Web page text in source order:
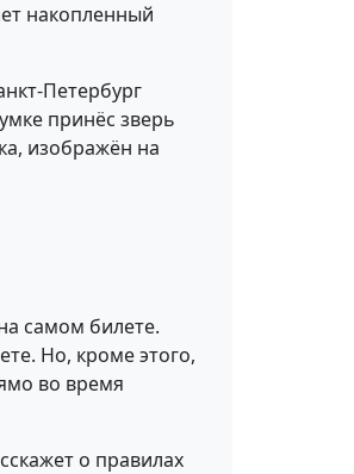
накопленный
Петербург
принёс зверь
изображён на
самом билете.
Но, кроме этого,
во время
о правилах